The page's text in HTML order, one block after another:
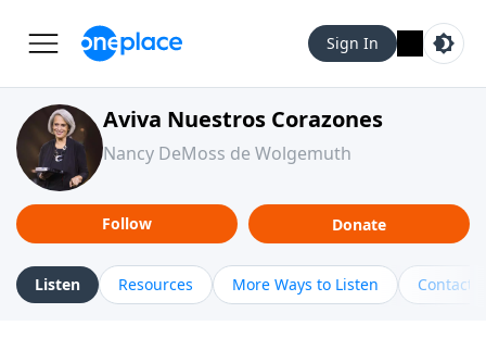
Sign In
Aviva Nuestros Corazones
Nancy DeMoss de Wolgemuth
Follow Donate
Listen Resources More Ways to Listen Contact